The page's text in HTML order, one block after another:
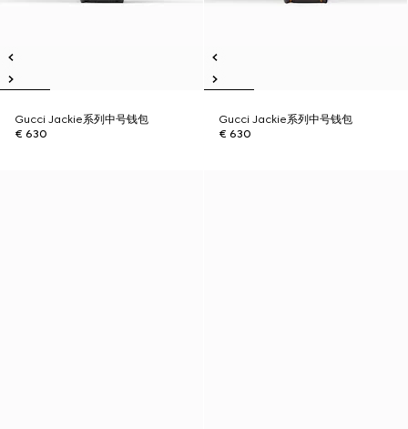
Gucci Jackie系列中号钱包
€ 630
Gucci Jackie系列中号钱包
€ 630